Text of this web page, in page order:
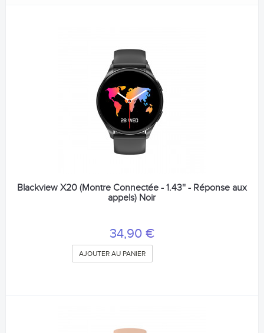
Blackview X20 (Montre Connectée - 1.43'' - Réponse aux
appels) Noir
34,90 €
AJOUTER AU PANIER